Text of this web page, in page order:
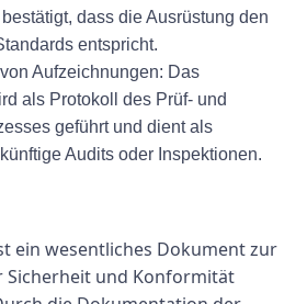
dass die Ausrüstung den
entspricht.
Aufzeichnungen: Das
als Protokoll des Prüf- und
geführt und dient als
Audits oder Inspektionen.
ein wesentliches Dokument zur
Sicherheit und Konformität